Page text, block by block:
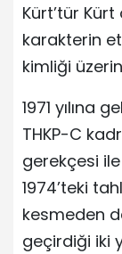
Kürt’tür
karakterin
kimliği
1971 yılına
THKP-C
gerekçesi
1974’teki
kesmeden
geçirdiği iki